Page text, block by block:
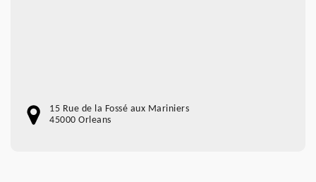
15 Rue de la Fossé aux Mariniers
45000 Orleans